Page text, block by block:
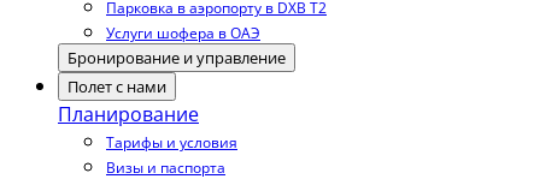
Парковка в аэропорту в DXB T2
Услуги шофера в ОАЭ
Бронирование и управление
Полет с нами
Планирование
Тарифы и условия
Визы и паспорта